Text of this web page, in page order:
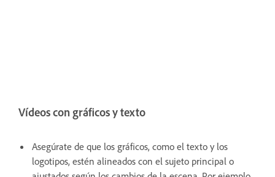
Vídeos con gráficos y texto
Asegúrate de que los gráficos, como el texto y los
logotipos, estén alineados con el sujeto principal o